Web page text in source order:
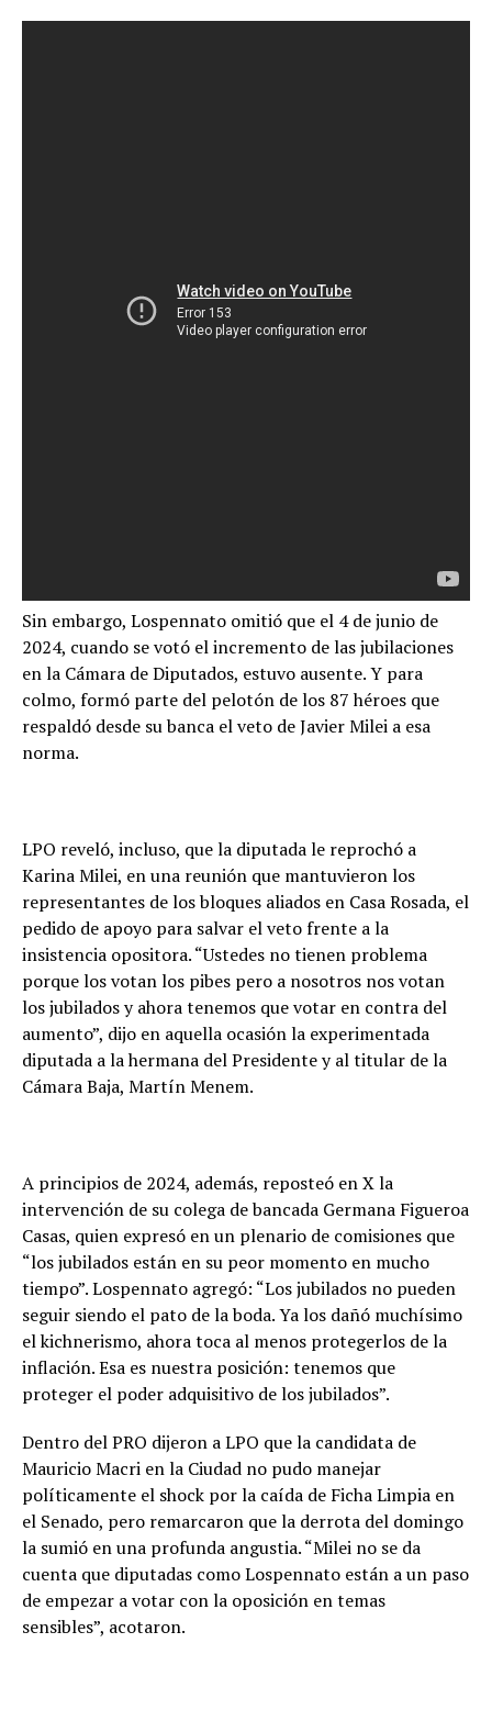
Sin embargo, Lospennato omitió que el 4 de junio de
2024, cuando se votó el incremento de las jubilaciones
en la Cámara de Diputados, estuvo ausente. Y para
colmo, formó parte del pelotón de los 87 héroes que
respaldó desde su banca el veto de Javier Milei a esa
norma.
LPO reveló, incluso, que la diputada le reprochó a
Karina Milei, en una reunión que mantuvieron los
representantes de los bloques aliados en Casa Rosada, el
pedido de apoyo para salvar el veto frente a la
insistencia opositora. “Ustedes no tienen problema
porque los votan los pibes pero a nosotros nos votan
los jubilados y ahora tenemos que votar en contra del
aumento”, dijo en aquella ocasión la experimentada
diputada a la hermana del Presidente y al titular de la
Cámara Baja, Martín Menem.
A principios de 2024, además, reposteó en X la
intervención de su colega de bancada Germana Figueroa
Casas, quien expresó en un plenario de comisiones que
“los jubilados están en su peor momento en mucho
tiempo”. Lospennato agregó: “Los jubilados no pueden
seguir siendo el pato de la boda. Ya los dañó muchísimo
el kichnerismo, ahora toca al menos protegerlos de la
inflación. Esa es nuestra posición: tenemos que
proteger el poder adquisitivo de los jubilados”.
Dentro del PRO dijeron a LPO que la candidata de
Mauricio Macri en la Ciudad no pudo manejar
políticamente el shock por la caída de Ficha Limpia en
el Senado, pero remarcaron que la derrota del domingo
la sumió en una profunda angustia. “Milei no se da
cuenta que diputadas como Lospennato están a un paso
de empezar a votar con la oposición en temas
sensibles”, acotaron.